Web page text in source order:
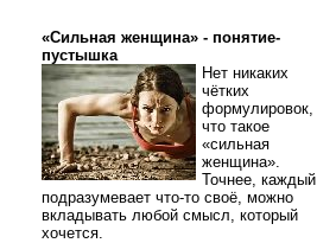
«Сильная женщина» - понятие-
пустышка
Нет никаких
чётких
формулировок,
что такое
«сильная
женщина».
Точнее, каждый
подразумевает что-то своё, можно
вкладывать любой смысл, который
хочется.